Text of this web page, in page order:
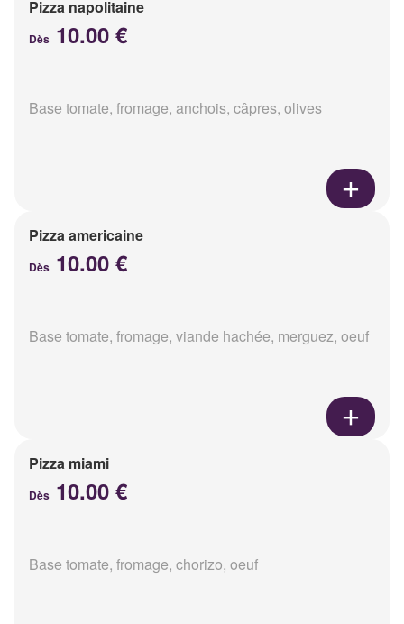
Pizza napolitaine
Dès 10.00 €
Base tomate, fromage, anchois, câpres, olives
Pizza americaine
Dès 10.00 €
Base tomate, fromage, viande hachée, merguez, oeuf
Pizza miami
Dès 10.00 €
Base tomate, fromage, chorizo, oeuf